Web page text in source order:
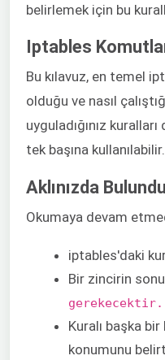
belirlemek için bu
Iptables
Bu kılavuz, en temel
olduğu ve nasıl
uyguladığınız
tek başına
Aklınızda
Okumaya devam
iptables'daki
Bir zincirin
gerekecektir.
Kuralı başka
konumunu